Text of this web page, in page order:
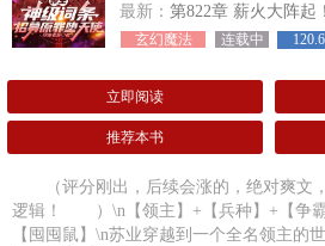
最新： 第822章 薪火大阵起
玄幻魔法 连载中
立即阅读
推荐本书
（评分刚出，后续会涨的，绝对爽文
逻辑！ ）\n【领主】+【兵种】+【争霸
【囤囤鼠】\n苏业穿越到一个全名领主的